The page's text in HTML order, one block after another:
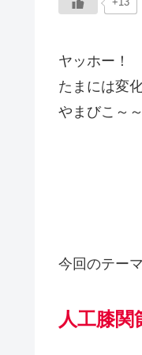
ヤッホー！
たまには変
やまびこ～
今回のテー
人工膝